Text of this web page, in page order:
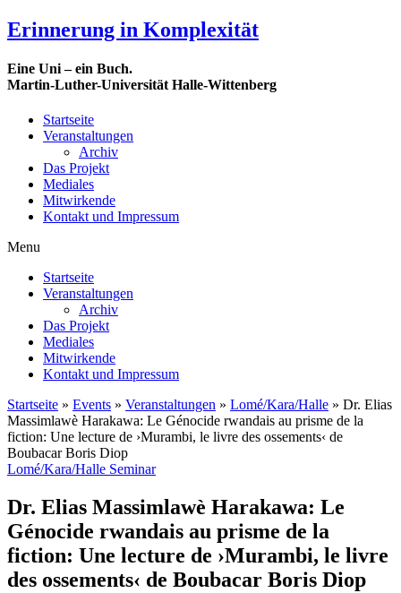
Erinnerung in Komplexität
Eine Uni – ein Buch.
Martin-Luther-Universität Halle-Wittenberg
Startseite
Veranstaltungen
Archiv
Das Projekt
Mediales
Mitwirkende
Kontakt und Impressum
Menu
Startseite
Veranstaltungen
Archiv
Das Projekt
Mediales
Mitwirkende
Kontakt und Impressum
Startseite » Events » Veranstaltungen » Lomé/Kara/Halle » Dr. Elias
Massimlawè Harakawa: Le Génocide rwandais au prisme de la
fiction: Une lecture de ›Murambi, le livre des ossements‹ de
Boubacar Boris Diop
Lomé/Kara/Halle Seminar
Dr. Elias Massimlawè Harakawa: Le
Génocide rwandais au prisme de la
fiction: Une lecture de ›Murambi, le livre
des ossements‹ de Boubacar Boris Diop